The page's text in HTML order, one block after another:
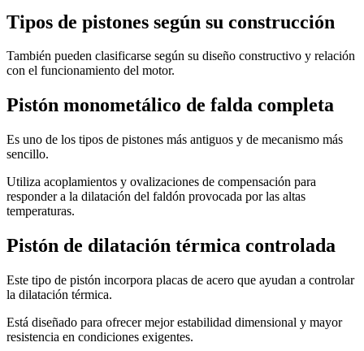
Tipos de pistones según su construcción
También pueden clasificarse según su diseño constructivo y relación
con el funcionamiento del motor.
Pistón monometálico de falda completa
Es uno de los tipos de pistones más antiguos y de mecanismo más
sencillo.
Utiliza acoplamientos y ovalizaciones de compensación para
responder a la dilatación del faldón provocada por las altas
temperaturas.
Pistón de dilatación térmica controlada
Este tipo de pistón incorpora placas de acero que ayudan a controlar
la dilatación térmica.
Está diseñado para ofrecer mejor estabilidad dimensional y mayor
resistencia en condiciones exigentes.